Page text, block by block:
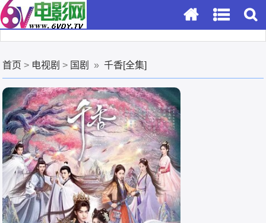
首页 > 电视剧 > 国剧 »千香[全集]